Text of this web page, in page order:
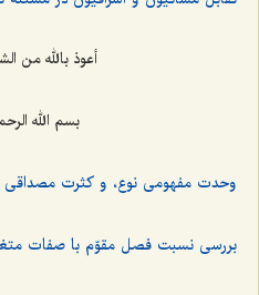
أعوذ بالله من
بسم الله
وحدت مفهومی نوع، و کثرت مصداقی
بررسی نسبت فصل مقوّم با صفات